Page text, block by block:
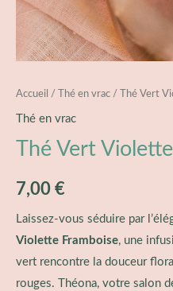
Accueil / Thé en vrac / Thé Vert
Thé en vrac
Thé Vert
7,00 €
Laissez-vous séduire par
Violette Framboise, une
vert rencontre la douceur
rouges. Théona, votre salon